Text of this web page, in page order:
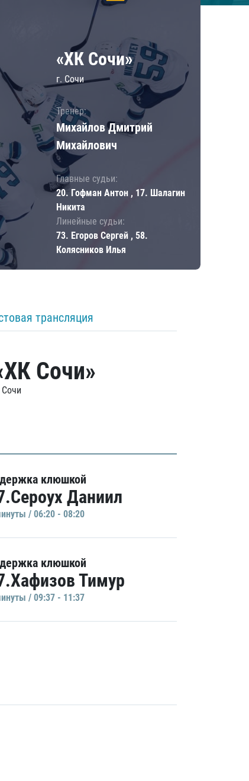
«ХК Сочи»
г. Сочи
Тренер:
Михайлов Дмитрий
Михайлович
Главные судьи:
20. Гофман Антон , 17. Шалагин
Никита
Линейные судьи:
73. Егоров Сергей , 58.
Колясников Илья
трансляция
Сочи»
Сочи
клюшкой
Даниил
/ 06:20 - 08:20
клюшкой
Тимур
/ 09:37 - 11:37